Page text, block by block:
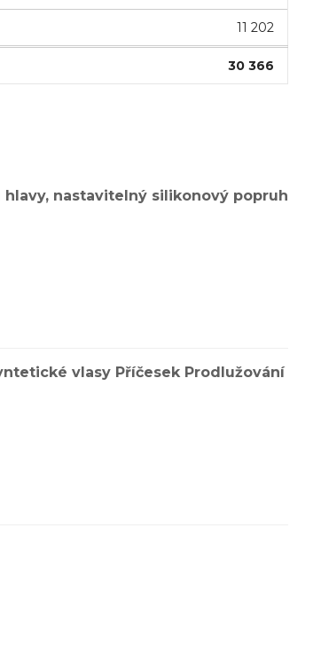
11 202
30 366
hlavy, nastavitelný silikonový popruh
vlasy Příčesek Prodlužování